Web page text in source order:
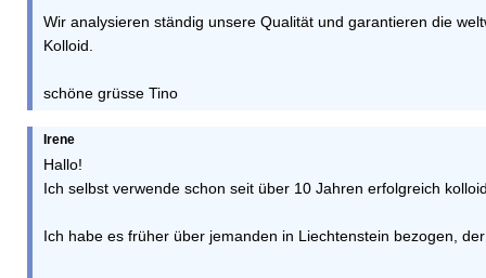
Wir analysieren ständig unsere Qualität und garantieren die
Kolloid.
schöne grüsse Tino
Irene
Hallo!
Ich selbst verwende schon seit über 10 Jahren erfolgreich
Ich habe es früher über jemanden in Liechtenstein bezogen,